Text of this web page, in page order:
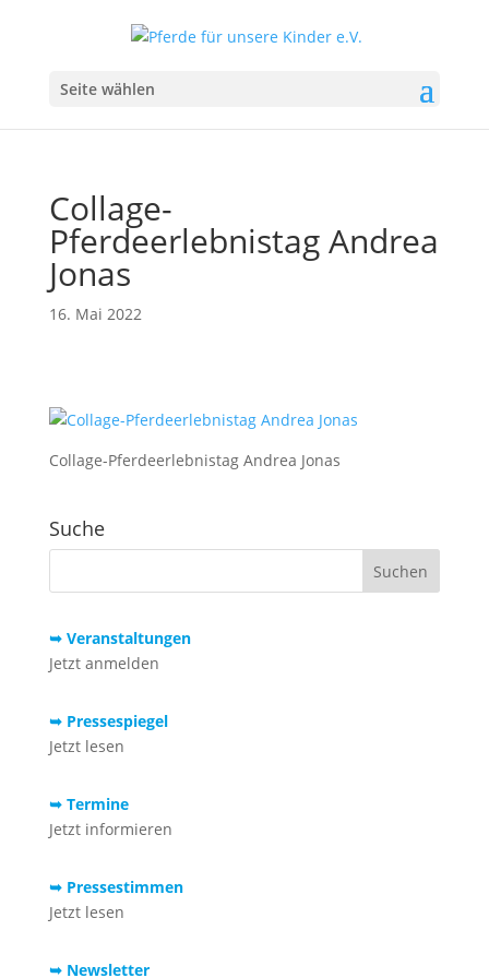
Seite wählen
Collage-
Pferdeerlebnistag Andrea
Jonas
16. Mai 2022
Collage-Pferdeerlebnistag Andrea Jonas
Suche
➥ Veranstaltungen
Jetzt anmelden
➥ Pressespiegel
Jetzt lesen
➥ Termine
Jetzt informieren
➥ Pressestimmen
Jetzt lesen
➥ Newsletter